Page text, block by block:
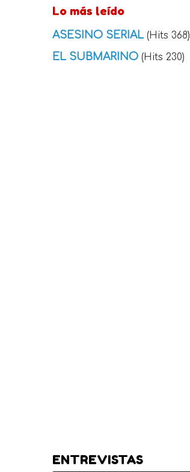
Lo más leído
ASESINO SERIAL (Hits 368)
EL SUBMARINO (Hits 230)
ENTREVISTAS